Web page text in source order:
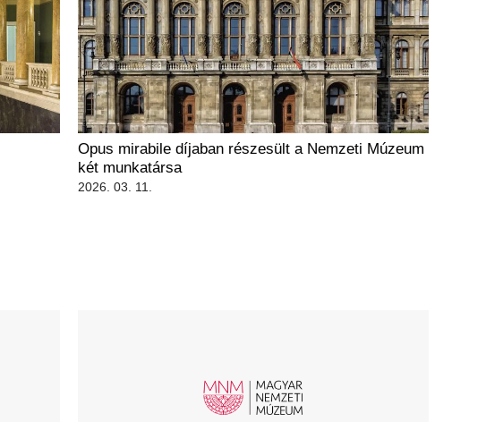
Opus mirabile díjaban részesült a Nemzeti Múzeum
két munkatársa
2026. 03. 11.